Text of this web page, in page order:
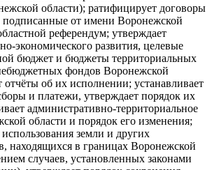
области); ратифицирует договоры
от имени Воронежской
референдум; утверждает
экономического развития, целевые
бюджет и бюджеты территориальных
фондов Воронежской
отчёты об их исполнении; устанавливает
и платежи, утверждает порядок их
административно-территориальное
области и порядок его изменения;
земли и других
находящихся в границах Воронежской
случаев, установленных законами